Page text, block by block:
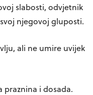
slabosti, odvjetnik
njegovoj gluposti.
ali ne umire uvijek
i dosada.